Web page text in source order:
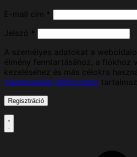
E-mail cím *
Jelszó *
A személyes adatokat a
élmény fenntartásához, a fiókhoz
kezeléséhez és más célokra
Adatkezelési tájékoztató
Regisztráció